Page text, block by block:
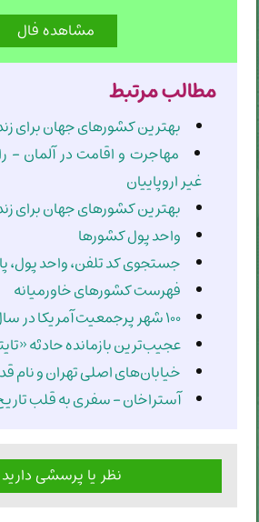
مطالب مرتبط
بهترین کشورهای جهان برای
مهاجرت و اقامت در آلمان -
غیر اروپاییان
بهترین کشورهای جهان برای
واحد پول کشورها
جستجوی کد تلفن، واحد پول،
فهرست کشورهای خاورمیانه
۱۰۰ شهر پرجمعیت آمریکا در سال ۲۰۲۵
عجیب‌ترین بازمانده حادثه
خیابان‌های اصلی تهران و نام
آستراخان - سفری به قلب تاریخ
نظر یا پرسشی